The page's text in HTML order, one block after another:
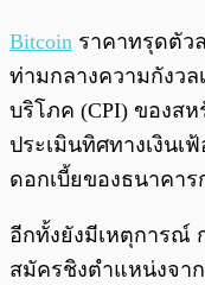
Bitcoin ราคาทรุดตัว
ท่ามกลางความกังวล
บริโภค (CPI) ของสห
ประเมินทิศทางเงิน
ดอกเบี้ยของธนาคาร
อีกทั้งยังมีเหตุการณ์
สมัครชิงตำแหน่งจา